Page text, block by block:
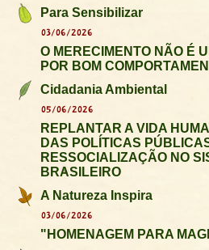
Para Sensibilizar
03/06/2026
O MERECIMENTO NÃO É
POR BOM
Cidadania Ambiental
05/06/2026
REPLANTAR A VIDA
DAS POLÍTICAS
RESSOCIALIZAÇÃO NO
BRASILEIRO
A Natureza Inspira
03/06/2026
"HOMENAGEM PARA